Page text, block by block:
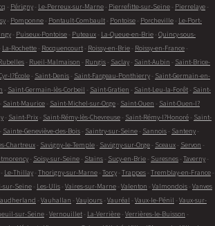
- Périgny - Le-Perreux-sur-Marne - Pierrefitte-sur-Seine - Pierrelaye -
- Pomponne - Pontault-Combault - Pontoise - Porcheville - Le-Port-
- Puiseux-Pontoise - Puteaux - La-Queue-en-Brie - Quincy-sous-
La-Rochette - Rocquencourt - Roissy-en-Brie - Roissy-en-France -
- Rueil-Malmaison - Rungis - Saclay - Saint-Aubin - Saint-Brice-
l?École - Saint-Denis - Saint-Fargeau-Ponthierry - Saint-Germain-en-
- Saint-Germain-lès-Corbeil - Saint-Gratien - Saint-Leu-la-Forêt - Saint-
- Saint-Maurice - Saint-Michel-sur-Orge - Saint-Ouen - Saint-Ouen-l?
- Saint-Prix - Saint-Rémy-lès-Chevreuse - Saint-Rémy-l?Honoré - Saint-
- Sainte-Geneviève-des-Bois - Saintry-sur-Seine - Sannois - Santeny -
Chartreux - Savigny-le-Temple - Savigny-sur-Orge - Sceaux - Servon -
- Soisy-sur-Seine - Stains - Sucy-en-Brie - Suresnes - Taverny -
- Le-Thillay - Thorigny-sur-Marne - Torcy - Trappes - Tremblay-en-France -
sur-Seine - Les-Ulis - Vaires-sur-Marne - Valenton - Valmondois - Vanves
- Vauhallan - Vaujours - Vauréal - Vaux-le-Pénil - Vaux-sur-
sur-Seine - Vernouillet - La-Verrière - Verrières-le-Buisson -